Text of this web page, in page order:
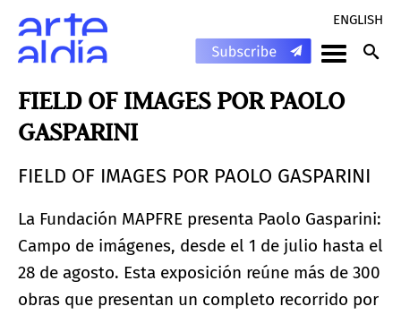
ENGLISH
FIELD OF IMAGES POR PAOLO
GASPARINI
FIELD OF IMAGES POR PAOLO GASPARINI
La Fundación MAPFRE presenta Paolo Gasparini:
Campo de imágenes, desde el 1 de julio hasta el
28 de agosto. Esta exposición reúne más de 300
obras que presentan un completo recorrido por